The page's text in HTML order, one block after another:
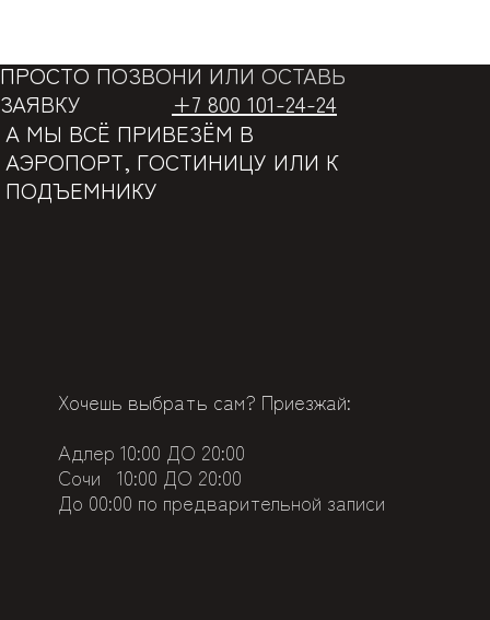
Хочешь выбрать сам? Приезжай:
Адлер 10:00 ДО 20:00
Сочи 10:00 ДО 20:00
До 00:00 по предварительной записи
А МЫ ВСЁ ПРИВЕЗЁМ В
АЭРОПОРТ, ГОСТИНИЦУ ИЛИ К
ПОДЪЕМНИКУ
ПРОСТО ПОЗВОНИ ИЛИ ОСТАВЬ
ЗАЯВКУ
+7 800 101-24-24